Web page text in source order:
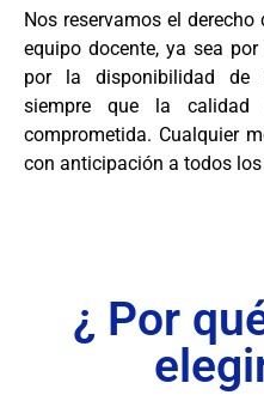
Nos reservamos el
equipo docente, ya sea
por la disponibilidad de
siempre que la
comprometida. Cualquier
con anticipación a todos
¿ Por